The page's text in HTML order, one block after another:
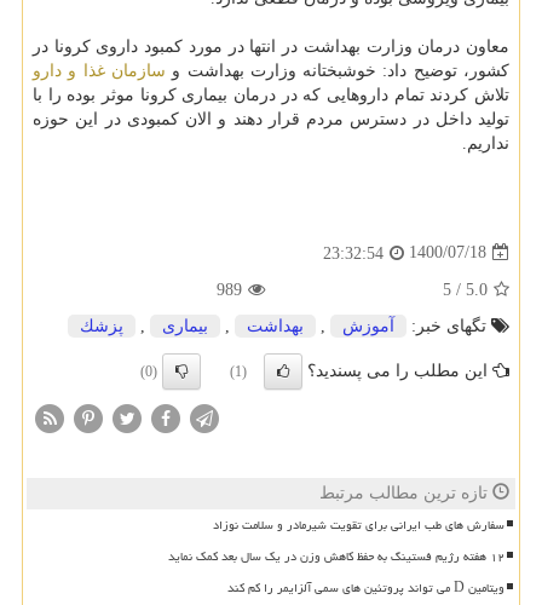
معاون درمان وزارت بهداشت در انتها در مورد کمبود داروی کرونا در
کشور، توضیح داد: خوشبختانه وزارت بهداشت و سازمان غذا و دارو
تلاش کردند تمام داروهایی که در درمان بیماری کرونا موثر بوده را با
تولید داخل در دسترس مردم قرار دهند و الان کمبودی در این حوزه
نداریم.
1400/07/18
23:32:54
5.0
/
5
989
تگهای خبر:
آموزش بهداشت بیماری پزشك
این مطلب را می پسندید؟ (1)
(0)
تازه ترین مطالب مرتبط
سفارش های طب ایرانی برای تقویت شیرمادر و سلامت نوزاد
۱۲ هفته رژیم فستینگ به حفظ کاهش وزن در یک سال بعد کمک نماید
ویتامین D می تواند پروتئین های سمی آلزایمر را کم کند